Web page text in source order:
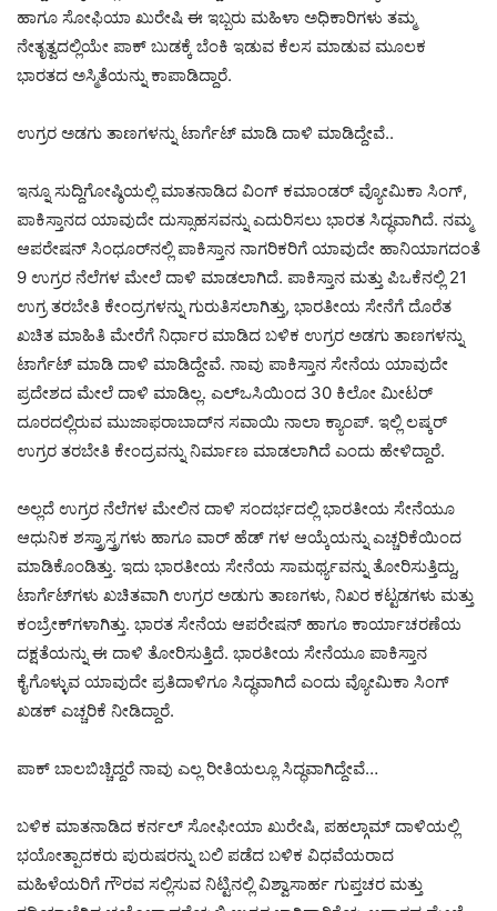
ಹಾಗೂ ಸೋಫಿಯಾ ಖುರೇಷಿ ಈ ಇಬ್ಬರು ಮಹಿಳಾ ಅಧಿಕಾರಿಗಳು ತಮ್ಮ
ನೇತೃತ್ವದಲ್ಲಿಯೇ ಪಾಕ್‌ ಬುಡಕ್ಕೆ ಬೆಂಕಿ ಇಡುವ ಕೆಲಸ ಮಾಡುವ ಮೂಲಕ
ಭಾರತದ ಅಸ್ಮಿತೆಯನ್ನು ಕಾಪಾಡಿದ್ದಾರೆ.
ಉಗ್ರರ ಅಡಗು ತಾಣಗಳನ್ನು ಟಾರ್ಗೆಟ್ ಮಾಡಿ ದಾಳಿ ಮಾಡಿದ್ದೇವೆ..
ಇನ್ನೂ ಸುದ್ದಿಗೋಷ್ಠಿಯಲ್ಲಿ ಮಾತನಾಡಿದ ವಿಂಗ್ ಕಮಾಂಡರ್ ವ್ಯೋಮಿಕಾ ಸಿಂಗ್,
ಪಾಕಿಸ್ತಾನದ ಯಾವುದೇ ದುಸ್ಸಾಹಸವನ್ನು ಎದುರಿಸಲು ಭಾರತ ಸಿದ್ಧವಾಗಿದೆ. ನಮ್ಮ
ಆಪರೇಷನ್‌ ಸಿಂಧೂರ್‌ನಲ್ಲಿ ಪಾಕಿಸ್ತಾನ ನಾಗರಿಕರಿಗೆ ಯಾವುದೇ ಹಾನಿಯಾಗದಂತೆ
9 ಉಗ್ರರ ನೆಲೆಗಳ ಮೇಲೆ ದಾಳಿ ಮಾಡಲಾಗಿದೆ. ಪಾಕಿಸ್ತಾನ ಮತ್ತು ಪಿಒಕೆನಲ್ಲಿ 21
ಉಗ್ರ ತರಬೇತಿ ಕೇಂದ್ರಗಳನ್ನು ಗುರುತಿಸಲಾಗಿತ್ತು, ಭಾರತೀಯ ಸೇನೆಗೆ ದೊರೆತ
ಖಚಿತ ಮಾಹಿತಿ ಮೇರೆಗೆ ನಿರ್ಧಾರ ಮಾಡಿದ ಬಳಿಕ ಉಗ್ರರ ಅಡಗು ತಾಣಗಳನ್ನು
ಟಾರ್ಗೆಟ್ ಮಾಡಿ ದಾಳಿ ಮಾಡಿದ್ದೇವೆ. ನಾವು ಪಾಕಿಸ್ತಾನ ಸೇನೆಯ ಯಾವುದೇ
ಪ್ರದೇಶದ ಮೇಲೆ ದಾಳಿ ಮಾಡಿಲ್ಲ. ಎಲ್‌ಒಸಿಯಿಂದ 30 ಕಿಲೋ ಮೀಟರ್
ದೂರದಲ್ಲಿರುವ ಮುಜಾಫರಾಬಾದ್‌ನ ಸವಾಯಿ ನಾಲಾ ಕ್ಯಾಂಪ್. ಇಲ್ಲಿ ಲಷ್ಕರ್
ಉಗ್ರರ ತರಬೇತಿ ಕೇಂದ್ರವನ್ನು ನಿರ್ಮಾಣ ಮಾಡಲಾಗಿದೆ ಎಂದು ಹೇಳಿದ್ದಾರೆ.
ಅಲ್ಲದೆ ಉಗ್ರರ ನೆಲೆಗಳ ಮೇಲಿನ ದಾಳಿ ಸಂದರ್ಭದಲ್ಲಿ ಭಾರತೀಯ ಸೇನೆಯೂ
ಆಧುನಿಕ ಶಸ್ತ್ರಾಸ್ತ್ರಗಳು ಹಾಗೂ ವಾರ್ ಹೆಡ್ ಗಳ ಆಯ್ಕೆಯನ್ನು ಎಚ್ಚರಿಕೆಯಿಂದ
ಮಾಡಿಕೊಂಡಿತ್ತು. ಇದು ಭಾರತೀಯ ಸೇನೆಯ ಸಾಮರ್ಥ್ಯವನ್ನು ತೋರಿಸುತ್ತಿದ್ದು,
ಟಾರ್ಗೆಟ್‌ಗಳು ಖಚಿತವಾಗಿ ಉಗ್ರರ ಅಡುಗು ತಾಣಗಳು, ನಿಖರ ಕಟ್ಟಡಗಳು ಮತ್ತು
ಕಂಬ್ರೇಕ್‌ಗಳಾಗಿತ್ತು. ಭಾರತ ಸೇನೆಯ ಆಪರೇಷನ್ ಹಾಗೂ ಕಾರ್ಯಾಚರಣೆಯ
ದಕ್ಷತೆಯನ್ನು ಈ ದಾಳಿ ತೋರಿಸುತ್ತಿದೆ. ಭಾರತೀಯ ಸೇನೆಯೂ ಪಾಕಿಸ್ತಾನ
ಕೈಗೊಳ್ಳುವ ಯಾವುದೇ ಪ್ರತಿದಾಳಿಗೂ ಸಿದ್ಧವಾಗಿದೆ ಎಂದು ವ್ಯೋಮಿಕಾ ಸಿಂಗ್
ಖಡಕ್ ಎಚ್ಚರಿಕೆ ನೀಡಿದ್ದಾರೆ.
ಪಾಕ್ ಬಾಲಬಿಚ್ಚಿದ್ದರೆ ನಾವು ಎಲ್ಲ ರೀತಿಯಲ್ಲೂ ಸಿದ್ಧವಾಗಿದ್ದೇವೆ…
ಬಳಿಕ ಮಾತನಾಡಿದ ಕರ್ನಲ್‌ ಸೋಫೀಯಾ ಖುರೇಷಿ, ಪಹಲ್ಗಾಮ್ ದಾಳಿಯಲ್ಲಿ
ಭಯೋತ್ಪಾದಕರು ಪುರುಷರನ್ನು ಬಲಿ ಪಡೆದ ಬಳಿಕ ವಿಧವೆಯರಾದ
ಮಹಿಳೆಯರಿಗೆ ಗೌರವ ಸಲ್ಲಿಸುವ ನಿಟ್ಟಿನಲ್ಲಿ ವಿಶ್ವಾಸಾರ್ಹ ಗುಪ್ತಚರ ಮತ್ತು